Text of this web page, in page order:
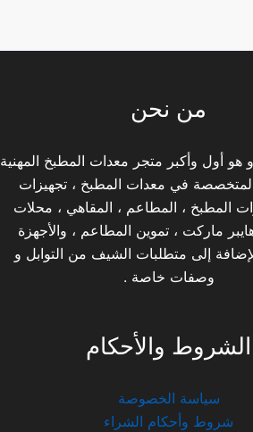
من نحن
أول وأكبر متجر معدات المطبخ المهنية
في معدات المطبخ ، تجهيزات
المطبخ ، المطاعم ، المقاهي ، محلات
ماركت ، تموين المطاعم ، والأجهزة
إلى متطلبات الشيف من التوابل و
وصفات خاصة .
الشروط والأحكام
سياسة الخصوصة
شروط وأحكام الشراء